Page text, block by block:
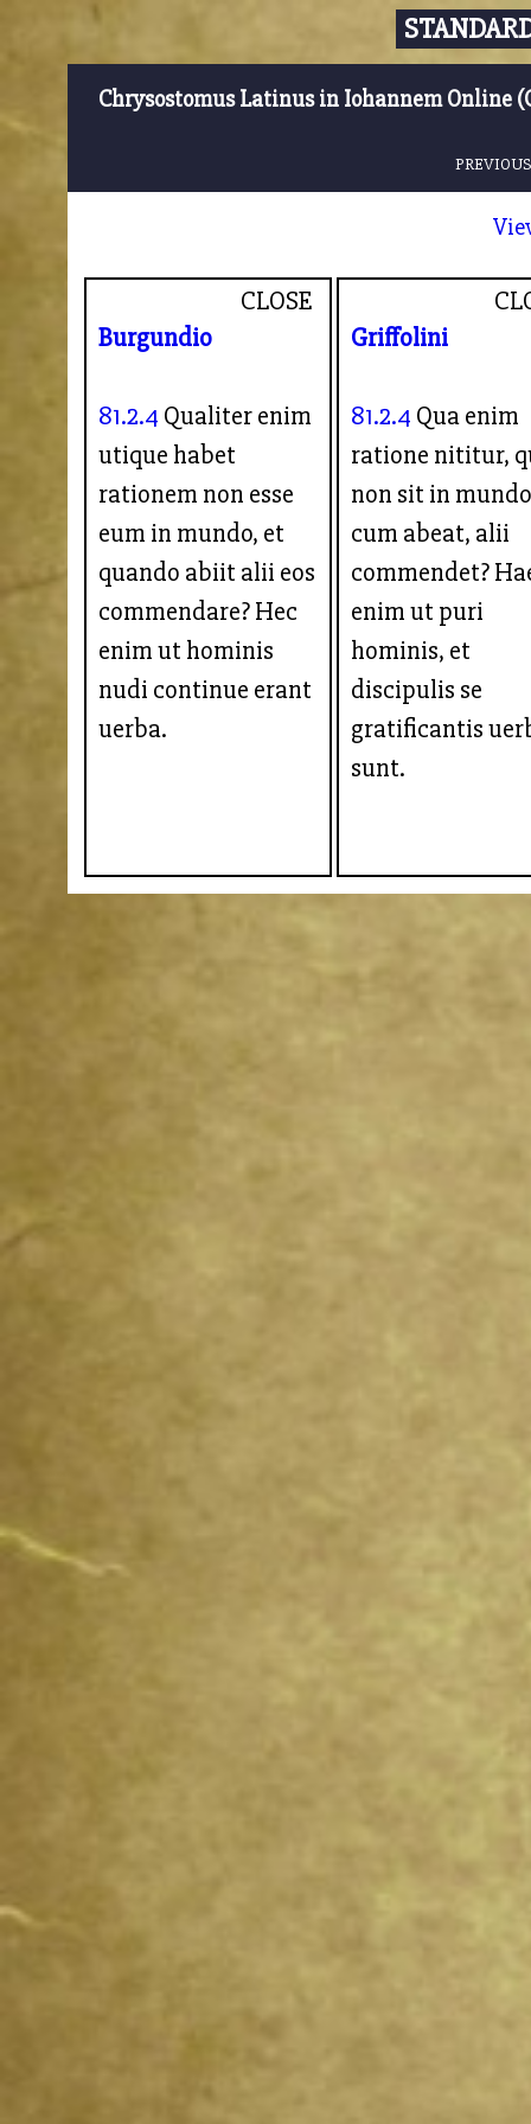
Chrysostomus Latinus in Iohannem Online
CLOSE
Burgundio
81.2.4 Qualiter enim
utique habet
rationem non esse
eum in mundo, et
quando abiit alii eos
commendare? Hec
enim ut hominis
nudi continue erant
uerba.
Griffolini
81.2.4 Qua enim
ratione nititur,
non sit in
cum abeat, alii
commendet?
enim ut puri
hominis, et
discipulis se
gratificantis
sunt.